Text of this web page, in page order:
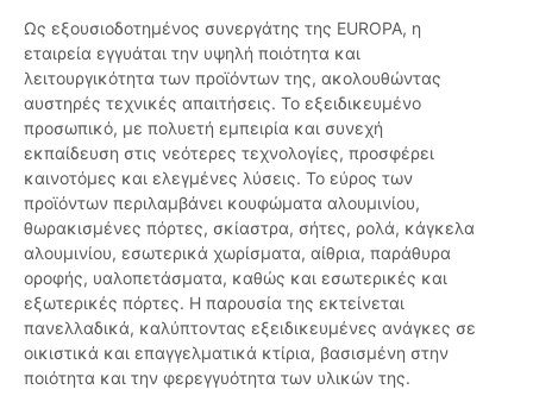
Ως εξουσιοδοτημένος συνεργάτης της EUROPA, η
εταιρεία εγγυάται την υψηλή ποιότητα και
λειτουργικότητα των προϊόντων της, ακολουθώντας
αυστηρές τεχνικές απαιτήσεις. Το εξειδικευμένο
προσωπικό, με πολυετή εμπειρία και συνεχή
εκπαίδευση στις νεότερες τεχνολογίες, προσφέρει
καινοτόμες και ελεγμένες λύσεις. Το εύρος των
προϊόντων περιλαμβάνει κουφώματα αλουμινίου,
θωρακισμένες πόρτες, σκίαστρα, σήτες, ρολά, κάγκελα
αλουμινίου, εσωτερικά χωρίσματα, αίθρια, παράθυρα
οροφής, υαλοπετάσματα, καθώς και εσωτερικές και
εξωτερικές πόρτες. Η παρουσία της εκτείνεται
πανελλαδικά, καλύπτοντας εξειδικευμένες ανάγκες σε
οικιστικά και επαγγελματικά κτίρια, βασισμένη στην
ποιότητα και την φερεγγυότητα των υλικών της.